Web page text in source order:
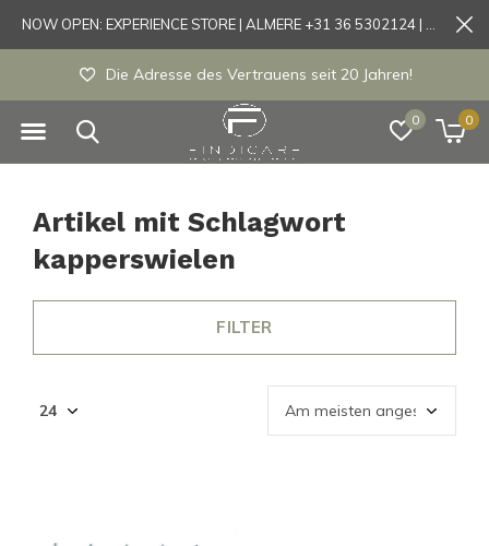
0 0
Die Adresse des Vertrauens seit 20 Jahren!
Artikel mit Schlagwort
kapperswielen
FILTER